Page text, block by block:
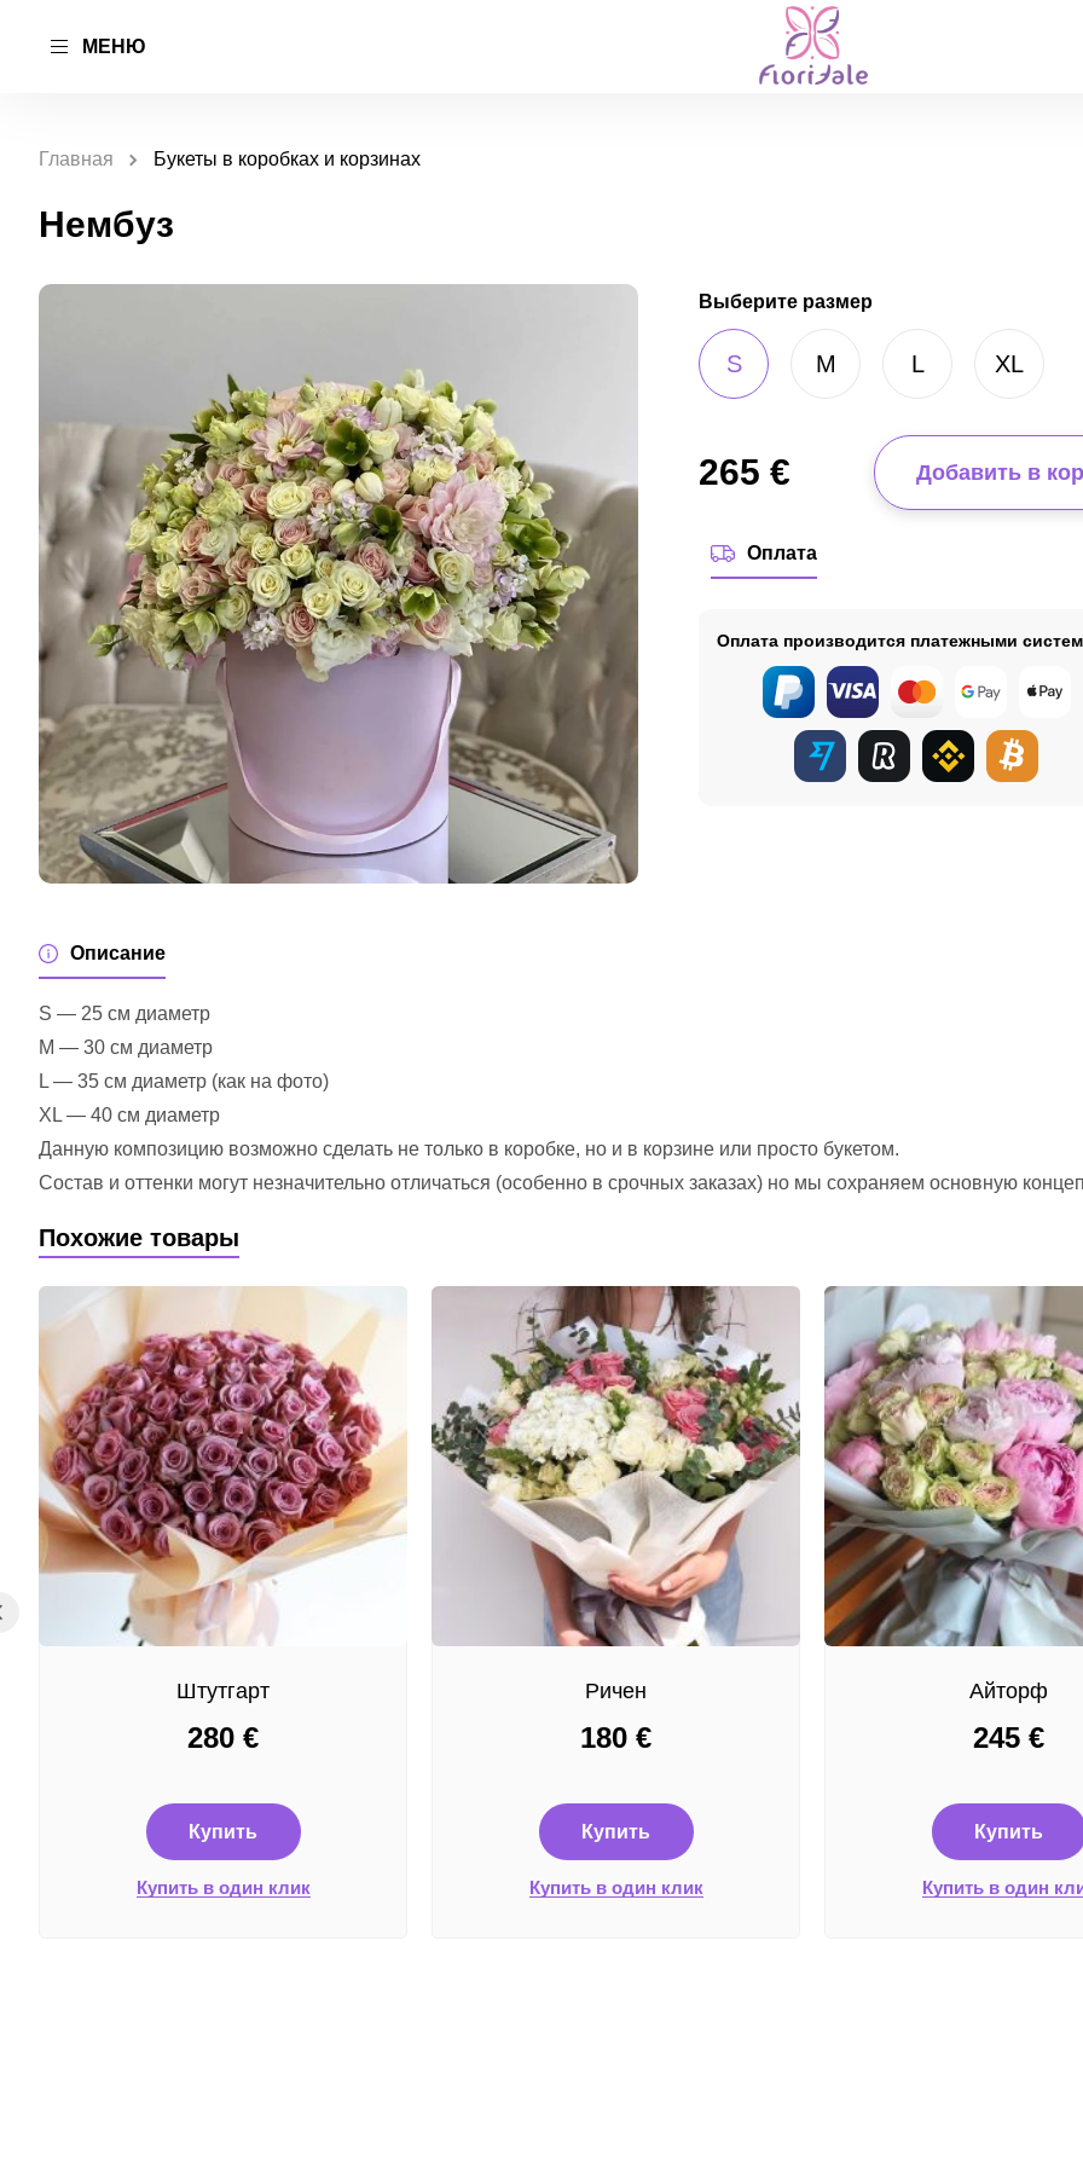
МЕНЮ
Главная Букеты в коробках и корзинах
Нембуз
Выберите размер
S M L XL
265 € Добавить в
Оплата
Оплата производится платежными
Описание
S — 25 см диаметр
M — 30 см диаметр
L — 35 см диаметр (как на фото)
XL — 40 см диаметр
Данную композицию возможно сделать не только в коробке, но и в корзине или просто букетом.
Состав и оттенки могут незначительно отличаться (особенно в срочных заказах) но мы сохраняем основную
Похожие товары
Штутгарт
280 €
Купить
Купить в один клик
Ричен
180 €
Купить
Купить в один клик
Айторф
245 €
Купить
Купить в один